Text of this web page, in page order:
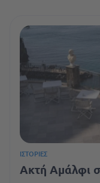
ΙΣΤΟΡΊΕΣ
Ακτή Αμάλφι